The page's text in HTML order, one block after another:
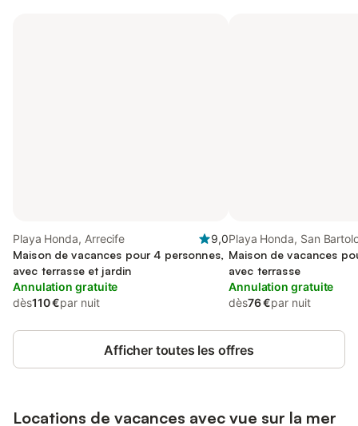
Playa Honda, Arrecife
9,0
Maison de vacances pour 4 personnes,
avec terrasse et jardin
Annulation gratuite
dès110 €par nuit
Playa Honda, San
Maison de vacances
avec terrasse
Annulation gratuite
dès76 €par nuit
Afficher toutes les offres
Locations de vacances avec vue sur la mer